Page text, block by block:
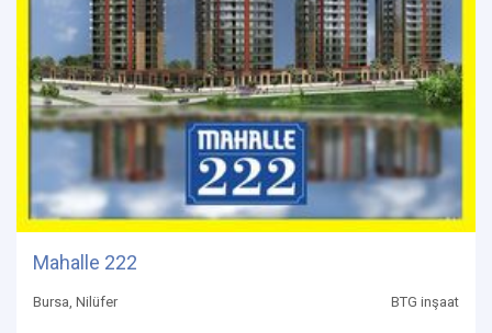
Mahalle 222
Bursa, Nilüfer BTG inşaat